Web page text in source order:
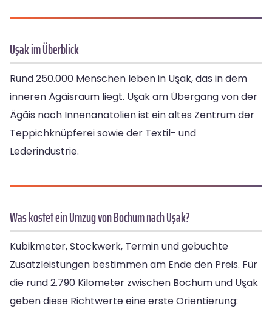
Uşak im Überblick
Rund 250.000 Menschen leben in Uşak, das in dem
inneren Ägäisraum liegt. Uşak am Übergang von der
Ägäis nach Innenanatolien ist ein altes Zentrum der
Teppichknüpferei sowie der Textil- und
Lederindustrie.
Was kostet ein Umzug von Bochum nach Uşak?
Kubikmeter, Stockwerk, Termin und gebuchte
Zusatzleistungen bestimmen am Ende den Preis. Für
die rund 2.790 Kilometer zwischen Bochum und Uşak
geben diese Richtwerte eine erste Orientierung: